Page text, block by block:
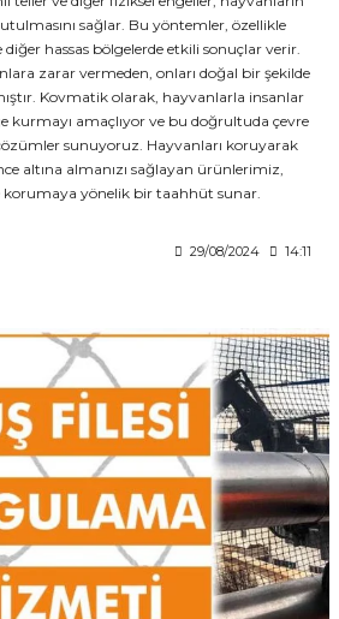
sağlar. Bu yöntemler, özellikle
hassas bölgelerde etkili sonuçlar verir.
zarar vermeden, onları doğal bir şekilde
Kovmatik olarak, hayvanlarla insanlar
kurmayı amaçlıyor ve bu doğrultuda çevre
sunuyoruz. Hayvanları koruyarak
altına almanızı sağlayan ürünlerimiz,
korumaya yönelik bir taahhüt sunar.
29/08/2024 14:11